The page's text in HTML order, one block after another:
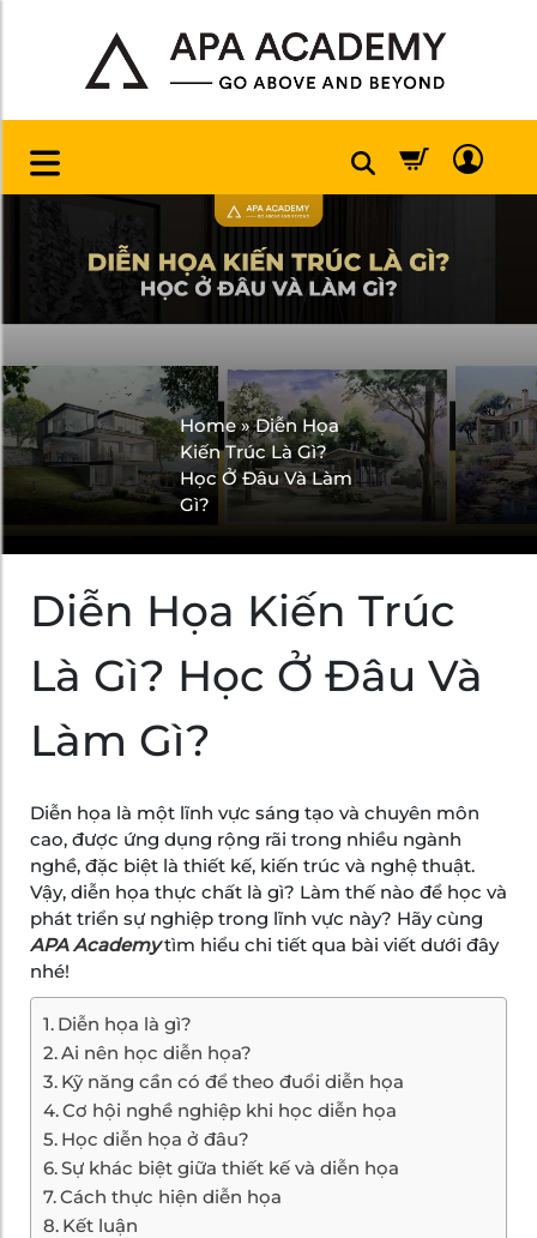
Home»Diễn Họa
Kiến Trúc Là Gì?
Học Ở Đâu Và Làm
Gì?
Diễn Họa Kiến Trúc
Là Gì? Học Ở Đâu Và
Làm Gì?
Diễn họa là một lĩnh vực sáng tạo và chuyên môn
cao, được ứng dụng rộng rãi trong nhiều ngành
nghề, đặc biệt là thiết kế, kiến trúc và nghệ thuật.
Vậy, diễn họa thực chất là gì? Làm thế nào để học và
phát triển sự nghiệp trong lĩnh vực này? Hãy cùng
APA Academytìm hiểu chi tiết qua bài viết dưới đây
nhé!
Diễn họa là gì?
Ai nên học diễn họa?
Kỹ năng cần có để theo đuổi diễn họa
Cơ hội nghề nghiệp khi học diễn họa
Học diễn họa ở đâu?
Sự khác biệt giữa thiết kế và diễn họa
Cách thực hiện diễn họa
Kết luận